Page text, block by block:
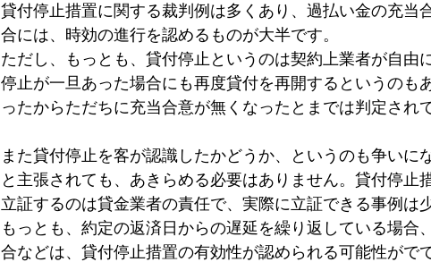
貸付停止措置に関する裁判例は多くあり、過払い金の充当
合には、時効の進行を認めるものが大半です。
ただし、もっとも、貸付停止というのは契約上業者が自由
停止が一旦あった場合にも再度貸付を再開するというのも
ったからただちに充当合意が無くなったとまでは判定され
また貸付停止を客が認識したかどうか、というのも争いに
と主張されても、あきらめる必要はありません。貸付停止
立証するのは貸金業者の責任で、実際に立証できる事例は
もっとも、約定の返済日からの遅延を繰り返している場合
合などは、貸付停止措置の有効性が認められる可能性がで